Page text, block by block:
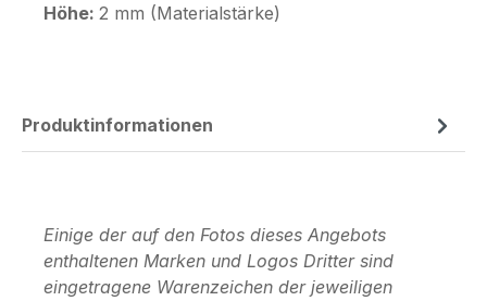
Höhe: 2 mm (Materialstärke)
Produktinformationen
Einige der auf den Fotos dieses Angebots
enthaltenen Marken und Logos Dritter sind
eingetragene Warenzeichen der jeweiligen